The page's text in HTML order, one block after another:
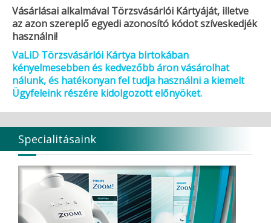
Vásárlásai alkalmával Törzsvásárlói Kártyáját, illetve
az azon szereplő egyedi azonosító kódot szíveskedjék
használni!
VaLiD Törzsvásárlói Kártya birtokában
kényelmesebben és kedvezőbb áron vásárolhat
nálunk, és hatékonyan fel tudja használni a kiemelt
Ügyfeleink részére kidolgozott előnyöket.
Specialitásaink